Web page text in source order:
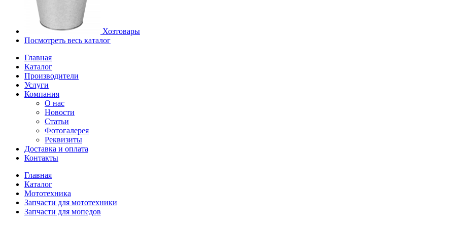
Хозтовары
Посмотреть весь каталог
Главная
Каталог
Производители
Услуги
Компания
О нас
Новости
Статьи
Фотогалерея
Реквизиты
Доставка и оплата
Контакты
Главная
Каталог
Мототехника
Запчасти для мототехники
Запчасти для мопедов